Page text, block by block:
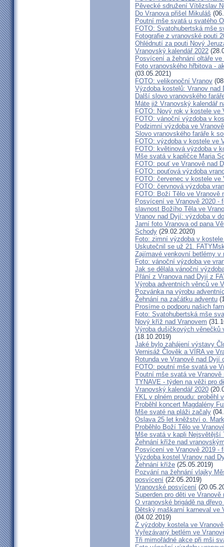
Pěvecké sdružení Vítězslav
Do Vranova přišel Mikuláš
Poutní mše svatá u svatého
FOTO: Svatohubertská mše
Fotografie z vranovské pouti
Ohlédnutí za pouti Nový
Vranovský kalendář 2022
Posvícení a žehnání oltáře
Foto vranovského hřbitova -
(03.05.2021)
FOTO: velikonoční Vranov
Výzdoba kostelů: Vranov nad
Další slovo vranovského
Máte již Vranovský kalendář
FOTO: Nový rok v kostele ve
FOTO: vánoční výzdoba v
Podzimní výzdoba ve
Slovo vranovského faráře k
FOTO: výzdoba v kostele ve
FOTO: květinová výzdoba v
Mše svatá v kapličce Maria
FOTO: pouť ve Vranově nad
FOTO: pouťová výzdoba
FOTO: červenec v kostele ve
FOTO: červnová výzdoba
FOTO: Boží Tělo ve Vranově
Posvícení ve Vranově 2020 -
slavnost Božího Těla ve
Vranov nad Dyjí: výzdoba v
Jarní foto Vranova od pana
Schody (29.02.2020)
Foto: zimní výzdoba v
Uskutečnil se už 21.
Zajímavé venkovní betlémy v
Foto: vánoční výzdoba ve
Jak se dělala vánoční
Přání z Vranova nad Dyjí z
Výroba adventních věnců ve
Pozvánka na výrobu
Žehnání na začátku adventu
Prosíme o podporu našich
Foto: Svatohubertská mše
Nový kříž nad Vranovem
Výroba dušičkových
(18.10.2019)
Jaké bylo zahájení výstavy
Vernisáž Člověk a VÍRA ve
Rotunda ve Vranově nad Dyjí
FOTO: poutní mše svatá ve
Poutní mše svatá ve Vranově
TYNAVE - týden na věži pro
Vranovský kalendář 2020
FKL v plném proudu: proběhl
Proběhl koncert Magdalény
Mše svaté na pláži začaly
Oslava 25 let kněžství o.
Proběhlo Boží Tělo ve
Mše svatá v kapli Nejsvětější
Žehnání kříže nad
Posvícení ve Vranově 2019 -
Výzdoba kostel Vranov nad
Žehnání kříže (25.05.2019)
Pozvání na žehnání vlajky
posvícení (22.05.2019)
Vranovské posvícení
Superden pro děti ve Vranově
O vranovské brigádě na
Dětský maškarní karneval ve
(04.02.2019)
Z výzdoby kostela ve
Vyřezávaný betlém ve
Tři mimořádné akce při mši